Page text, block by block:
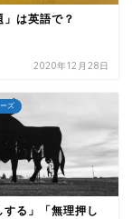
」は英語で？
2020年12月28日
ズ
する」「無理押し